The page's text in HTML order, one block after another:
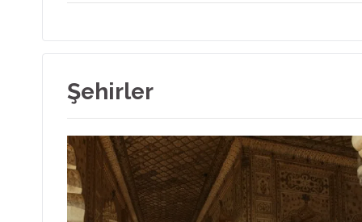
Şehirler